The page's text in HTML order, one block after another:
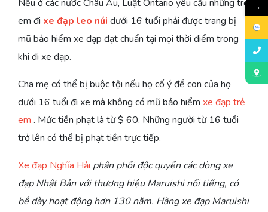
Nếu ở các nước Châu Âu, Luật Ontario yêu cầu những trẻ
em đi xe đạp leo núi dưới 16 tuổi phải được trang bị
mũ bảo hiểm xe đạp đạt chuẩn tại mọi thời điểm trong
khi đi xe đạp.
Cha mẹ có thể bị buộc tội nếu họ cố ý để con của họ
dưới 16 tuổi đi xe mà không có mũ bảo hiểm xe đạp trẻ
em . Mức tiền phạt là từ $ 60. Những người từ 16 tuổi
trở lên có thể bị phạt tiền trực tiếp.
Xe đạp Nghĩa Hải phân phối độc quyền các dòng xe
đạp Nhật Bản với thương hiệu Maruishi nổi tiếng, có
bề dày hoạt động hơn 130 năm. Hãng xe đạp Maruishi
→